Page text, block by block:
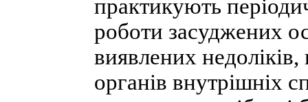
практикують
роботи засуджених
виявлених
органів внутрішніх